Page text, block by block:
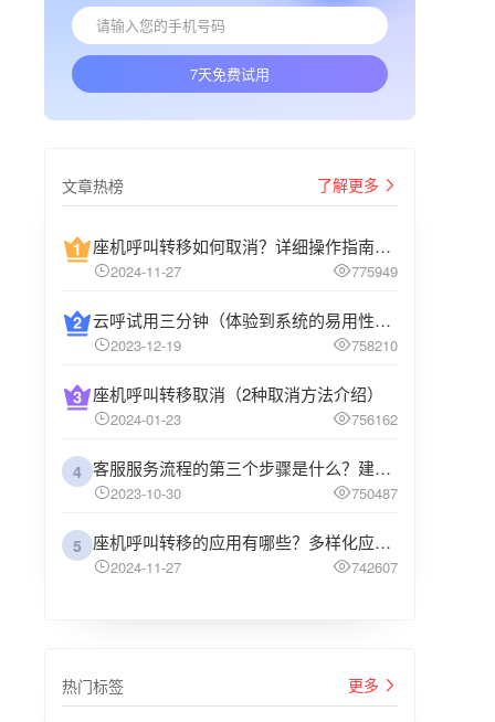
7天免费试用
文章热榜 了解更多
座机呼叫转移如何取消？详细操作指南介绍
2024-11-27 775949
云呼试用三分钟（体验到系统的易用性和高效性）
2023-12-19 758210
座机呼叫转移取消（2种取消方法介绍）
2024-01-23 756162
4 客服服务流程的第三个步骤是什么？建议企业阅读
2023-10-30 750487
5 座机呼叫转移的应用有哪些？多样化应用场景解析
2024-11-27 742607
热门标签 更多